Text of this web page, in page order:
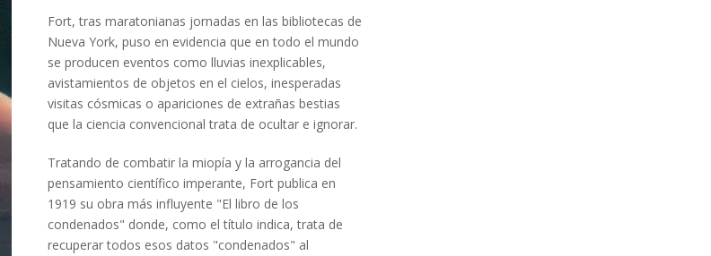
Fort, tras maratonianas jornadas en las bibliotecas de
Nueva York, puso en evidencia que en todo el mundo
se producen eventos como lluvias inexplicables,
avistamientos de objetos en el cielos, inesperadas
visitas cósmicas o apariciones de extrañas bestias
que la ciencia convencional trata de ocultar e ignorar.
Tratando de combatir la miopía y la arrogancia del
pensamiento científico imperante, Fort publica en
1919 su obra más influyente "El libro de los
condenados" donde, como el título indica, trata de
recuperar todos esos datos "condenados" al